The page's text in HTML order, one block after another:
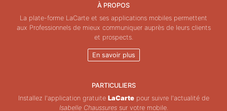
À PROPOS
La plate-forme LaCarte et ses applications mobiles permettent
aux Professionnels de mieux communiquer auprès de leurs clients
et prospects.
En savoir plus
PARTICULIERS
Installez l'application gratuite LaCartepour suivre l'actualité de
Isabelle Chaussuressur votre mobile.